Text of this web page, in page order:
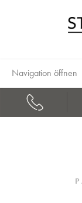
Navigation öffnen